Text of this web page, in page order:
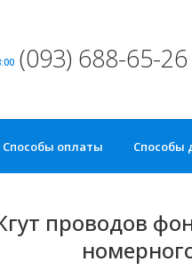
(093) 688-65-26
Способы оплаты Способы
проводов